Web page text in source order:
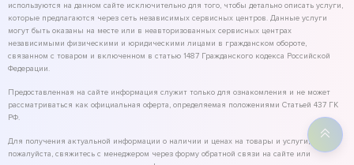
используются на данном сайте исключительно для того, чтобы детально описать услуги,
которые предлагаются через сеть независимых сервисных центров. Данные услуги
могут быть оказаны на месте или в неавторизованных сервисных центрах
независимыми физическими и юридическими лицами в гражданском обороте,
связанном с товаром и включенном в статью 1487 Гражданского кодекса Российской
Федерации.
Предоставленная на сайте информация служит только для ознакомления и не может
рассматриваться как официальная оферта, определяемая положениями Статьей 437 ГК
РФ.
Для получения актуальной информации о наличии и ценах на товары и услуги,
пожалуйста, свяжитесь с менеджером через форму обратной связи на сайте или